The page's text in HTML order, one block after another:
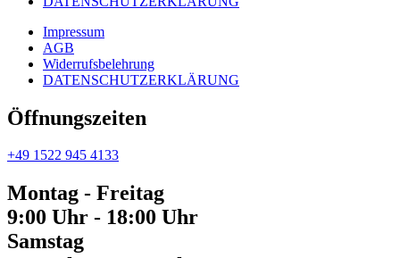
Impressum
AGB
Widerrufsbelehrung
DATENSCHUTZERKLÄRUNG
Öffnungszeiten
+49 1522 945 4133
Montag - Freitag
9:00 Uhr - 18:00 Uhr
Samstag